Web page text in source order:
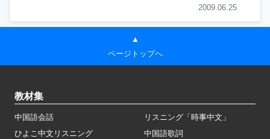
2009.06.25
▲
ページトップへ
教材集
中国語会話
リスニング「時事中文」
ひよこ中文リスニング
中国語歌詞